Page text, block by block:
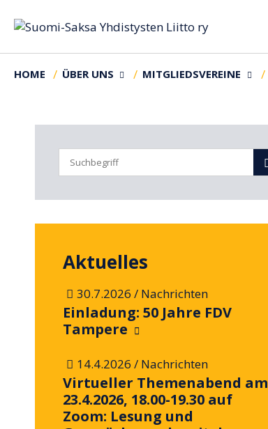
HOME ÜBER UNS MITGLIEDSVEREINE
Aktuelles
30.7.2026/ Nachrichten
Einladung: 50 Jahre FDV
Tampere
14.4.2026/ Nachrichten
Virtueller Themenabend am
23.4.2026, 18.00-19.30 auf
Zoom: Lesung und